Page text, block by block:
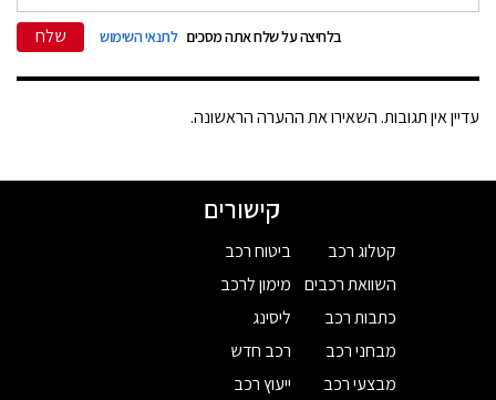
בלחיצה על שלח אתה מסכים לתנאי השימוש שלח
עדיין אין תגובות. השאירו את ההערה הראשונה.
קישורים
קטלוג רכב
השוואת רכבים
כתבות רכב
מבחני רכב
מבצעי רכב
ביטוח רכב
מימון לרכב
ליסינג
רכב חדש
ייעוץ רכב